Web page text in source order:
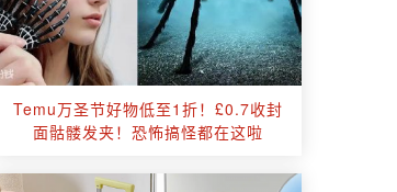
Temu万圣节好物低至1折！£0.7收封
面骷髅发夹！恐怖搞怪都在这啦